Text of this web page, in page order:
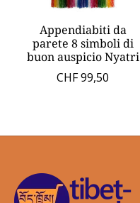
Appendiabiti da
parete 8 simboli di
buon auspicio Nyatri
CHF 99,50